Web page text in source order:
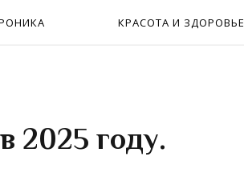
КРАСОТА И ЗДОРОВЬЕ
2025 году.